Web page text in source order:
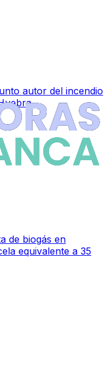
autor del incendio
de biogás en
equivalente a 35